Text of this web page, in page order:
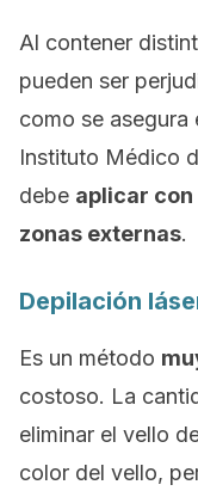
Al contener
pueden ser
como se asegura
Instituto Médico
debe aplicar
zonas externas.
Depilación
Es un método
costoso. La
eliminar el vello
color del vello,